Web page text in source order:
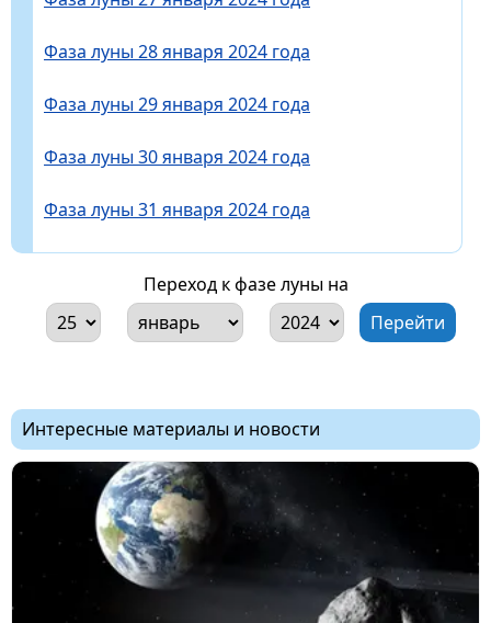
Фаза луны 28 января 2024 года
Фаза луны 29 января 2024 года
Фаза луны 30 января 2024 года
Фаза луны 31 января 2024 года
Переход к фазе луны на
Интересные материалы и новости